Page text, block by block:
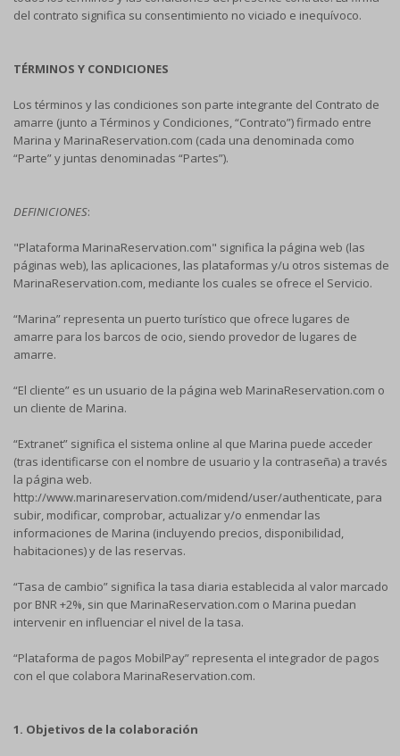
del contrato significa su consentimiento no viciado e inequívoco.
TÉRMINOS Y CONDICIONES
Los términos y las condiciones son parte integrante del Contrato de
amarre (junto a Términos y Condiciones, “Contrato”) firmado entre
Marina y MarinaReservation.com (cada una denominada como
“Parte” y juntas denominadas “Partes”).
DEFINICIONES:
"Plataforma MarinaReservation.com" significa la página web (las
páginas web), las aplicaciones, las plataformas y/u otros sistemas de
MarinaReservation.com, mediante los cuales se ofrece el Servicio.
“Marina” representa un puerto turístico que ofrece lugares de
amarre para los barcos de ocio, siendo provedor de lugares de
amarre.
“El cliente” es un usuario de la página web MarinaReservation.com o
un cliente de Marina.
“Extranet” significa el sistema online al que Marina puede acceder
(tras identificarse con el nombre de usuario y la contraseña) a través
la página web.
http://www.marinareservation.com/midend/user/authenticate, para
subir, modificar, comprobar, actualizar y/o enmendar las
informaciones de Marina (incluyendo precios, disponibilidad,
habitaciones) y de las reservas.
“Tasa de cambio” significa la tasa diaria establecida al valor marcado
por BNR +2%, sin que MarinaReservation.com o Marina puedan
intervenir en influenciar el nivel de la tasa.
“Plataforma de pagos MobilPay” representa el integrador de pagos
con el que colabora MarinaReservation.com.
1. Objetivos de la colaboración